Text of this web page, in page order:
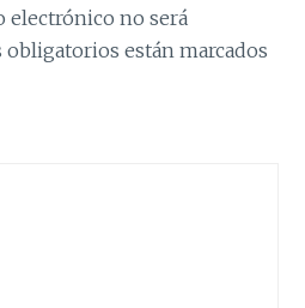
electrónico no será
obligatorios están marcados